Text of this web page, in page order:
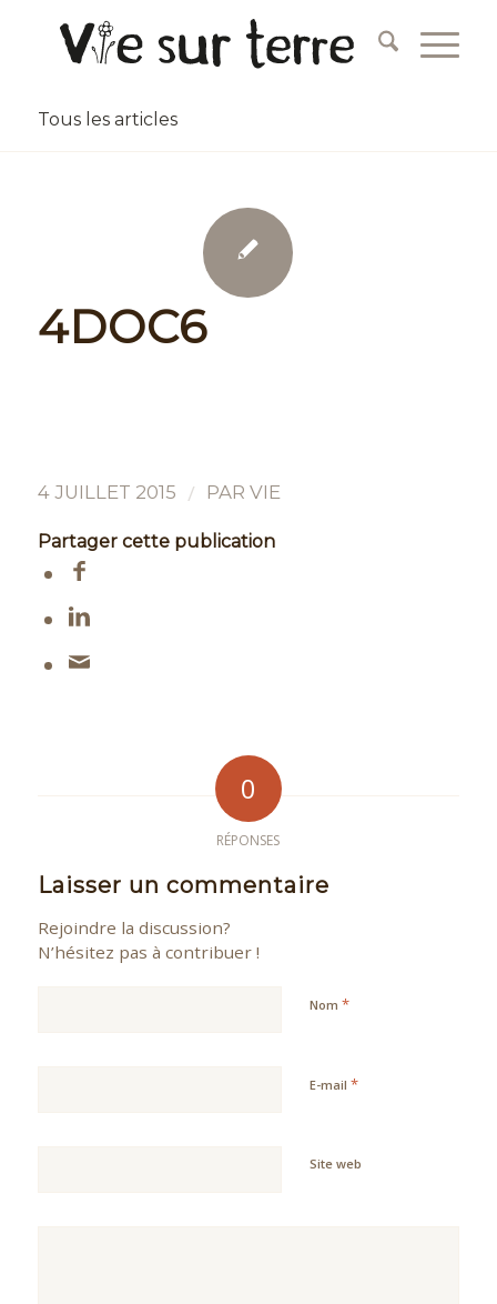
Tous les articles
4DOC6
4 JUILLET 2015 / PAR VIE
Partager cette publication
0
RÉPONSES
Laisser un commentaire
Rejoindre la discussion?
N’hésitez pas à contribuer !
Nom *
E-mail *
Site web